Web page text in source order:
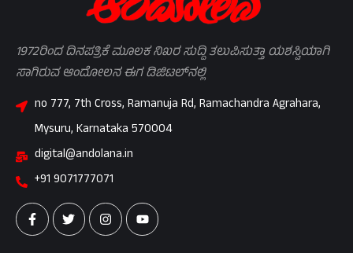
1972ರಿಂದ ದಿನಪತ್ರಿಕೆ ಮೂಲಕ ನಿಖರ ಸುದ್ದಿ ತಲುಪಿಸುತ್ತಾ ಯಶಸ್ವಿಯಾಗಿ
ಸಾಗಿರುವ ಆಂದೋಲನ ಈಗ ಡಿಜಿಟಲ್‌ನಲ್ಲಿ
no 777, 7th Cross, Ramanuja Rd, Ramachandra Agrahara,
Mysuru, Karnataka 570004
digital@andolana.in
+91 9071777071